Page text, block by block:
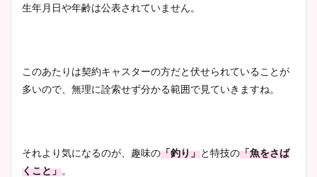
生年月日や年齢は公表されていません。
このあたりは契約キャスターの方だと伏せられていることが
多いので、無理に詮索せず分かる範囲で見ていきますね。
それより気になるのが、趣味の「釣り」と特技の「魚をさば
くこと」。